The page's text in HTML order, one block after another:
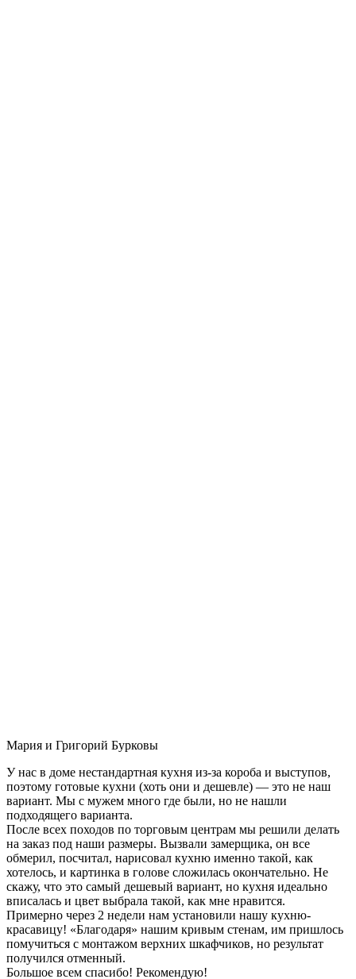
Мария и Григорий Бурковы
У нас в доме нестандартная кухня из-за короба и выступов,
поэтому готовые кухни (хоть они и дешевле) — это не наш
вариант. Мы с мужем много где были, но не нашли
подходящего варианта.
После всех походов по торговым центрам мы решили делать
на заказ под наши размеры. Вызвали замерщика, он все
обмерил, посчитал, нарисовал кухню именно такой, как
хотелось, и картинка в голове сложилась окончательно. Не
скажу, что это самый дешевый вариант, но кухня идеально
вписалась и цвет выбрала такой, как мне нравится.
Примерно через 2 недели нам установили нашу кухню-
красавицу! «Благодаря» нашим кривым стенам, им пришлось
помучиться с монтажом верхних шкафчиков, но результат
получился отменный.
Большое всем спасибо! Рекомендую!